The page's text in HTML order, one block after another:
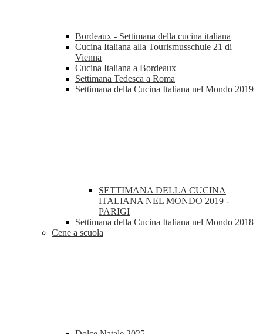
Bordeaux - Settimana della cucina italiana
Cucina Italiana alla Tourismusschule 21 di
Vienna
Cucina Italiana a Bordeaux
Settimana Tedesca a Roma
Settimana della Cucina Italiana nel Mondo 2019
SETTIMANA DELLA CUCINA
ITALIANA NEL MONDO 2019 -
PARIGI
Settimana della Cucina Italiana nel Mondo 2018
Cene a scuola